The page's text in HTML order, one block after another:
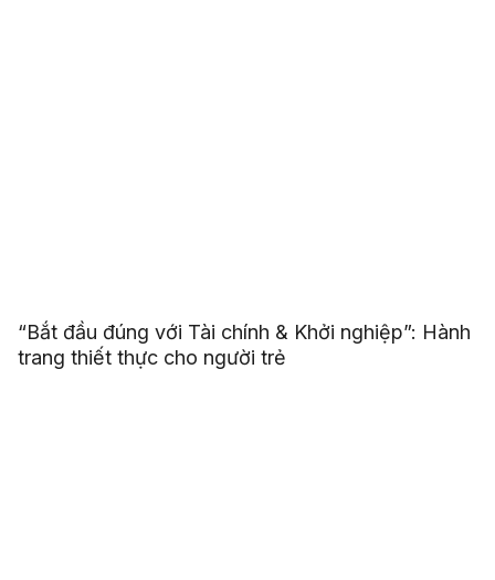
“Bắt đầu đúng với Tài chính & Khởi nghiệp”: Hành
trang thiết thực cho người trẻ